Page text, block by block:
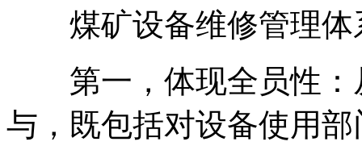
煤矿设备维修管理体
第一，体现全员性：
与，既包括对设备使用